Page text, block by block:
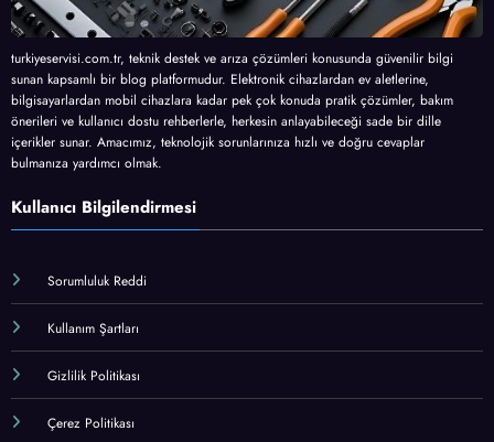
turkiyeservisi.com.tr, teknik destek ve arıza çözümleri konusunda güvenilir bilgi
sunan kapsamlı bir blog platformudur. Elektronik cihazlardan ev aletlerine,
bilgisayarlardan mobil cihazlara kadar pek çok konuda pratik çözümler, bakım
önerileri ve kullanıcı dostu rehberlerle, herkesin anlayabileceği sade bir dille
içerikler sunar. Amacımız, teknolojik sorunlarınıza hızlı ve doğru cevaplar
bulmanıza yardımcı olmak.
Kullanıcı Bilgilendirmesi
Sorumluluk Reddi
Kullanım Şartları
Gizlilik Politikası
Çerez Politikası